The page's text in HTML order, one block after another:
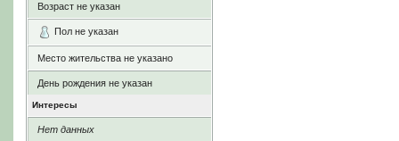
Возраст не указан
Пол не указан
Место жительства не указано
День рождения не указан
Интересы
Нет данных